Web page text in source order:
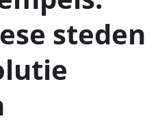
steden